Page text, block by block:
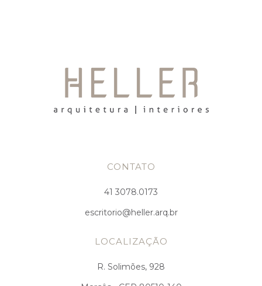
CONTATO
41 3078.0173
escritorio@heller.arq.br
LOCALIZAÇÃO
R. Solimões, 928